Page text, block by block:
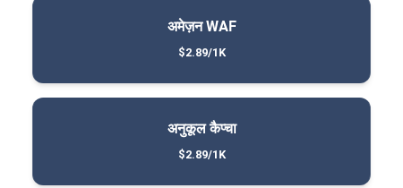
अमेज़न WAF
$2.89/1K
अनुकूल कैप्चा
$2.89/1K